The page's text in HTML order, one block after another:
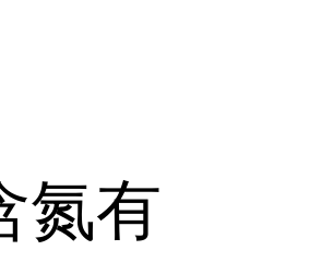
氮有